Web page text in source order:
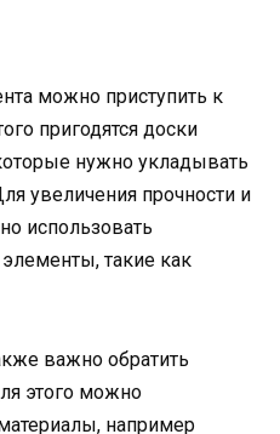
можно приступить к
пригодятся доски
нужно укладывать
увеличения прочности и
использовать
такие как
важно обратить
этого можно
например